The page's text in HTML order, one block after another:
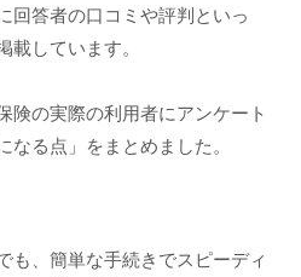
回答者の口コミや評判といっ
しています。
険の実際の利用者にアンケート
る点」をまとめました。
も、簡単な手続きでスピーディ